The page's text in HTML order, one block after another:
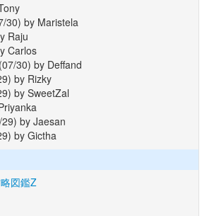
30) by Maristela
Raju
Carlos
(07/30) by Deffand
by Rizky
by SweetZal
by Jaesan
by Gictha
図鑑Z